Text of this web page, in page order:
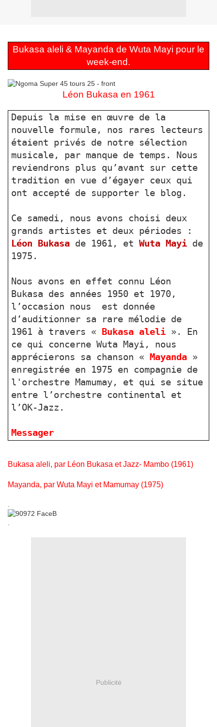
Bukasa aleli & Mayanda de Wuta Mayi pour le
week-end.
Léon Bukasa en 1961
Depuis la mise en œuvre de la
nouvelle formule, nos rares lecteurs
étaient privés de notre sélection
musicale, par manque de temps. Nous
reviendrons plus qu’avant sur cette
tradition en vue d’égayer ceux qui
ont accepté de supporter le blog.
Ce samedi, nous avons choisi deux
grands artistes et deux périodes :
Léon Bukasade 1961, et Wuta Mayide
1975.
Nous avons en effet connu Léon
Bukasa des années 1950 et 1970,
l’occasion nous est donnée
d’auditionner sa rare mélodie de
1961 à travers «
Bukasa aleli». En
ce qui concerne Wuta Mayi, nous
apprécierons sa chanson «
Mayanda »
enregistrée en 1975 en compagnie de
l'orchestre Mamumay, et qui se situe
entre l’orchestre continental et
l’OK-Jazz.
Messager
Bukasa aleli, par Léon Bukasa et Jazz- Mambo (1961)
Mayanda, par Wuta Mayi et Mamumay (1975)
Publicité